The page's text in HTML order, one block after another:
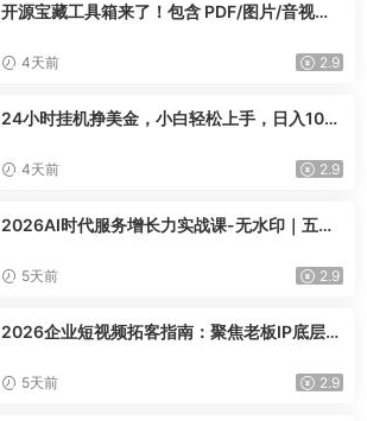
开源宝藏工具箱来了！包含 PDF/图片/音视频/
knit-desktop
4天前 2.9
24小时挂机挣美金，小白轻松上手，日入100
4天前 2.9
2026AI时代服务增长力实战课-无水印｜五力
卷实现长效业绩增长
5天前 2.9
2026企业短视频拓客指南：聚焦老板IP底层逻
交完整获客链路
5天前 2.9